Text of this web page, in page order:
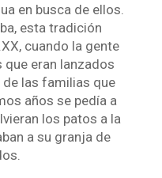
en busca de ellos.
esta tradición
cuando la gente
que eran lanzados
las familias que
años se pedía a
los patos a la
a su granja de